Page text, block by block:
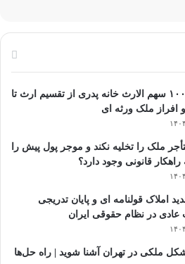
صفر تا ۱۰۰ سهم الارث خانه پدری از تقسیم ارث تا
ملک ورثه ای
ملک را تخلیه نکند و موجر پول پیش را
قانونی وجود دارد؟
املاک قولنامه ای و پایان تدریجی
عادی در نظام حقوقی ایران
۱۰ مشکل ملکی در تهران آشنا شوید | راه حل‌ها